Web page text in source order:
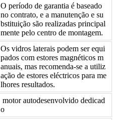
O período de garantia é baseado
no contrato, e a manutenção e su
bstituição são realizadas principal
mente pelo centro de montagem.
Os vidros laterais podem ser equi
pados com estores magnéticos m
anuais, mas recomenda-se a utiliz
ação de estores eléctricos para me
lhores resultados.
motor autodesenvolvido dedicad
o